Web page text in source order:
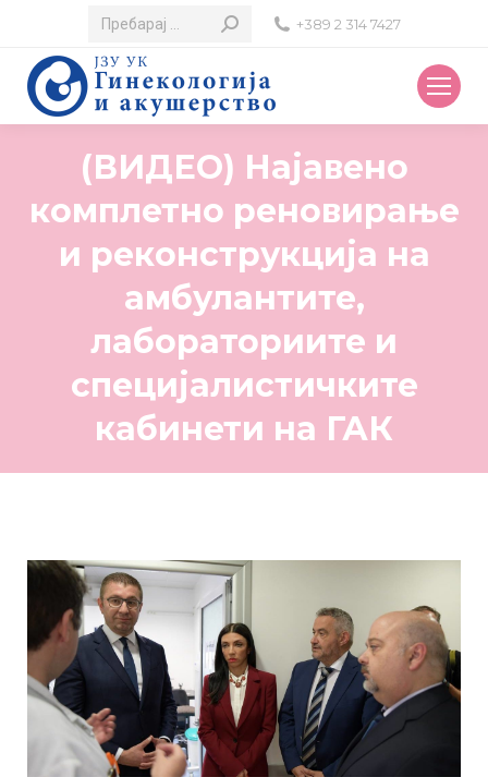
Search:
+389 2 314 7427
(ВИДЕО) Најавено
комплетно реновирање
и реконструкција на
амбулантите,
лабораториите и
специјалистичките
кабинети на ГАК